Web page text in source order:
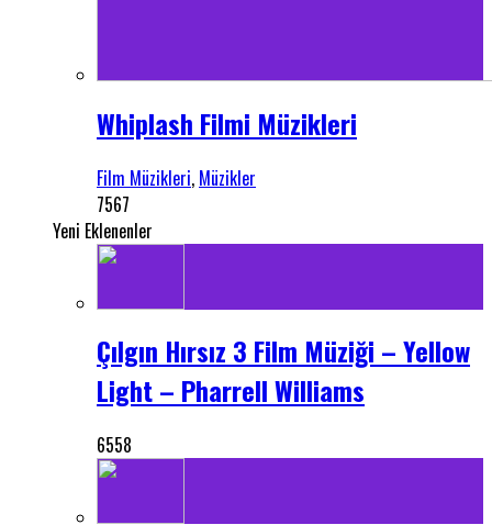
Whiplash Filmi Müzikleri
Film Müzikleri, Müzikler
7567
Yeni Eklenenler
Çılgın Hırsız 3 Film Müziği – Yellow
Light – Pharrell Williams
6558